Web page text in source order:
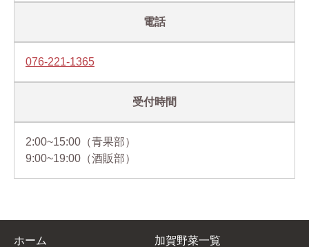
電話
076-221-1365
受付時間
2:00~15:00（青果部）
9:00~19:00（酒販部）
ホーム 加賀野菜一覧